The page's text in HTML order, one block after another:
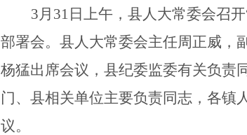
3月 31 日上午，县人大常委会召开
部署会。县人大常委会主任周正威，
杨猛出席会议 ，县纪委监委有关负责
门、 县相关单位主要负责同志，各镇
议。